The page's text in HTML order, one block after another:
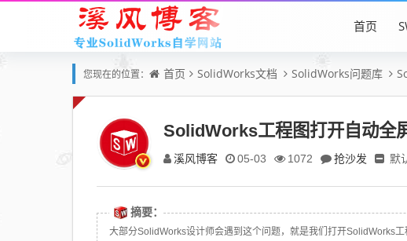
首页
您现在的位置： 首页 SolidWorks文档 SolidWorks问题库
SolidWorks工程图打开自动全
溪风博客 05-03 1072 抢沙发 默
摘要：
大部分SolidWorks设计师会遇到这个问题，就是我们打开SolidWorks